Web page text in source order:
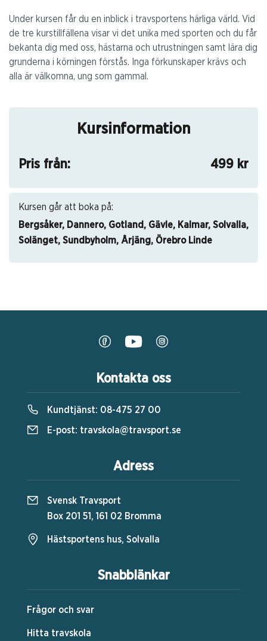
Under kursen får du en inblick i travsportens härliga värld. Vid
de tre kurstillfällena visar vi det unika med sporten och du får
bekanta dig med oss, hästarna och utrustningen samt lära dig
grunderna i körningen förstås. Inga förkunskaper krävs och
alla är välkomna, ung som gammal.
Kursinformation
Pris från: 499 kr
Kursen går att boka på:
Bergsåker
Dannero Gotland Gävle Kalmar Solvalla
Solänget Sundbyholm Årjäng Örebro Linde
Snabblänkar
Frågor och svar
Hitta travskola
Kontakta oss
Kundtjänst: 08-475 27 00
E-post: travskola@travsport.se
Adress
Svensk Travsport
Box 201 51, 161 02 Bromma
Hästsportens hus, Solvalla